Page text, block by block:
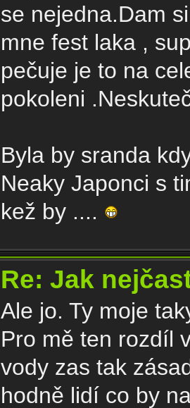
se nejedna.Dam
mne fest laka ,
pečuje je to na
pokoleni
Byla by sranda
Neaky Japonci s
kež by ....
Re: Jak
Ale jo. Ty moje
Pro mě ten rozdíl
vody zas tak
hodně lidí co by